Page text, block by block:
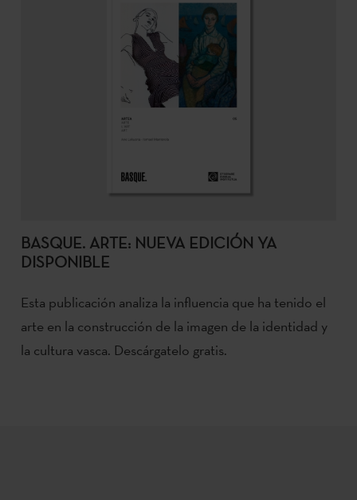
BASQUE. ARTE: NUEVA EDICIÓN YA
DISPONIBLE
Esta publicación analiza la influencia que ha tenido el
arte en la construcción de la imagen de la identidad y
la cultura vasca. Descárgatelo gratis.